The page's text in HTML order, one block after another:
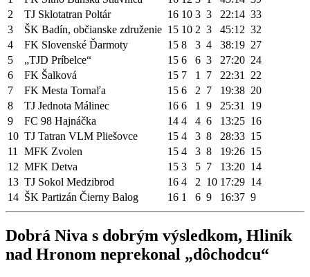
2
TJ Sklotatran Poltár 16 10 3 3 22:14 33
3
ŠK Badín, občianske združenie 15 10 2 3 45:12 32
4
FK Slovenské Ďarmoty 15 8 3 4 38:19 27
5
„TJD Príbelce“ 15 6 6 3 27:20 24
6
FK Šalková 15 7 1 7 22:31
22
7
FK Mesta Tornaľa 15 6 2 7 19:38 20
8
TJ Jednota Málinec 16 6 1 9 25:31
19
9
FC 98 Hajnáčka 14 4 4 6 13:25 16
10 TJ Tatran VLM Pliešovce 15 4 3 8 28:33 15
11
MFK Zvolen 15 4 3 8 19:26 15
12 MFK Detva 15 3 5 7 13:20 14
13 TJ Sokol Medzibrod 16 4 2 10 17:29 14
14 ŠK Partizán Čierny Balog 16 1 6 9 16:37 9
Dobrá Niva s dobrým výsledkom, Hliník
nad Hronom neprekonal „dôchodcu“